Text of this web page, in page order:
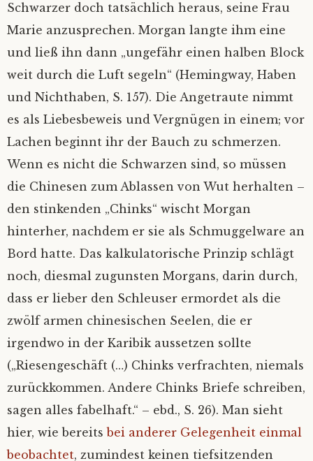
Schwarzer doch tatsächlich heraus, seine Frau
Marie anzusprechen. Morgan langte ihm eine
und ließ ihn dann „ungefähr einen halben Block
weit durch die Luft segeln“ (Hemingway, Haben
und Nichthaben, S. 157). Die Angetraute nimmt
es als Liebesbeweis und Vergnügen in einem; vor
Lachen beginnt ihr der Bauch zu schmerzen.
Wenn es nicht die Schwarzen sind, so müssen
die Chinesen zum Ablassen von Wut herhalten –
den stinkenden „Chinks“ wischt Morgan
hinterher, nachdem er sie als Schmuggelware an
Bord hatte. Das kalkulatorische Prinzip schlägt
noch, diesmal zugunsten Morgans, darin durch,
dass er lieber den Schleuser ermordet als die
zwölf armen chinesischen Seelen, die er
irgendwo in der Karibik aussetzen sollte
(„Riesengeschäft (…) Chinks verfrachten, niemals
zurückkommen. Andere Chinks Briefe schreiben,
sagen alles fabelhaft.“ – ebd., S. 26). Man sieht
hier, wie bereitsbei anderer Gelegenheit einmal
beobachtet, zumindest keinen tiefsitzenden